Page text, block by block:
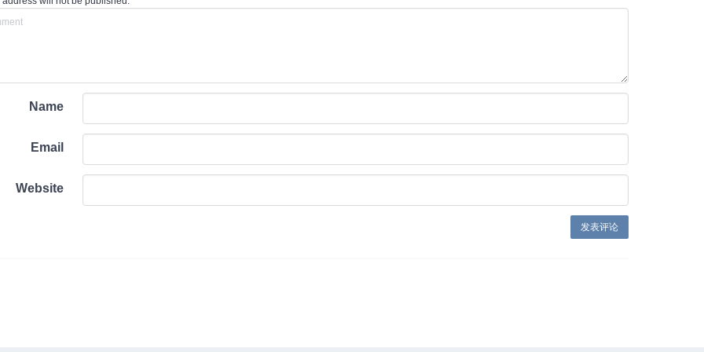
Name
Email
Website